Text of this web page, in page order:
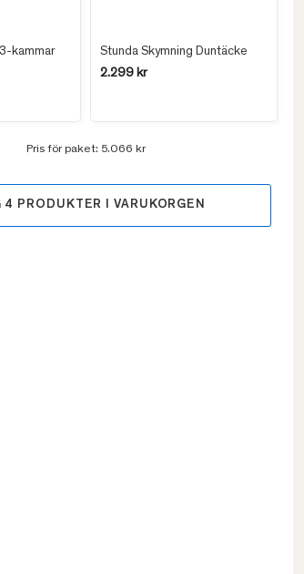
kammar
Stunda Skymning Duntäcke
2.299 kr
Pris för paket: 5.066 kr
4 PRODUKTER I VARUKORGEN